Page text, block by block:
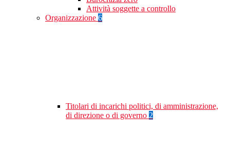
Attività soggette a controllo
Organizzazione 6
Titolari di incarichi politici, di amministrazione,
di direzione o di governo 2